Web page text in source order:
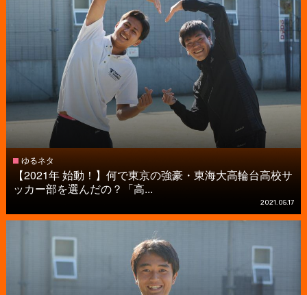
ゆるネタ
【2021年 始動！】何で東京の強豪・東海大高輪台高校サ
ッカー部を選んだの？「高...
2021.05.17